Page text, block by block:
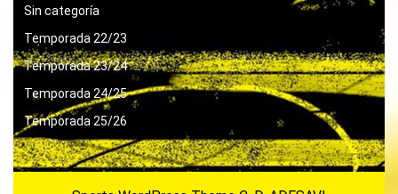
Sin categoría
Temporada 22/23
Temporada 23/24
Temporada 24/25
Temporada 25/26